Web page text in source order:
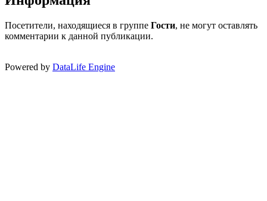
Посетители, находящиеся в группе Гости, не могут оставлять
комментарии к данной публикации.
Powered by DataLife Engine